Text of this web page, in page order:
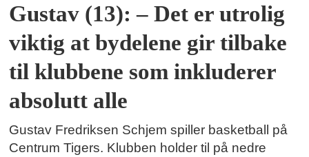
Gustav (13): – Det er utrolig
viktig at bydelene gir tilbake
til klubbene som inkluderer
absolutt alle
Gustav Fredriksen Schjem spiller basketball på
Centrum Tigers. Klubben holder til på nedre